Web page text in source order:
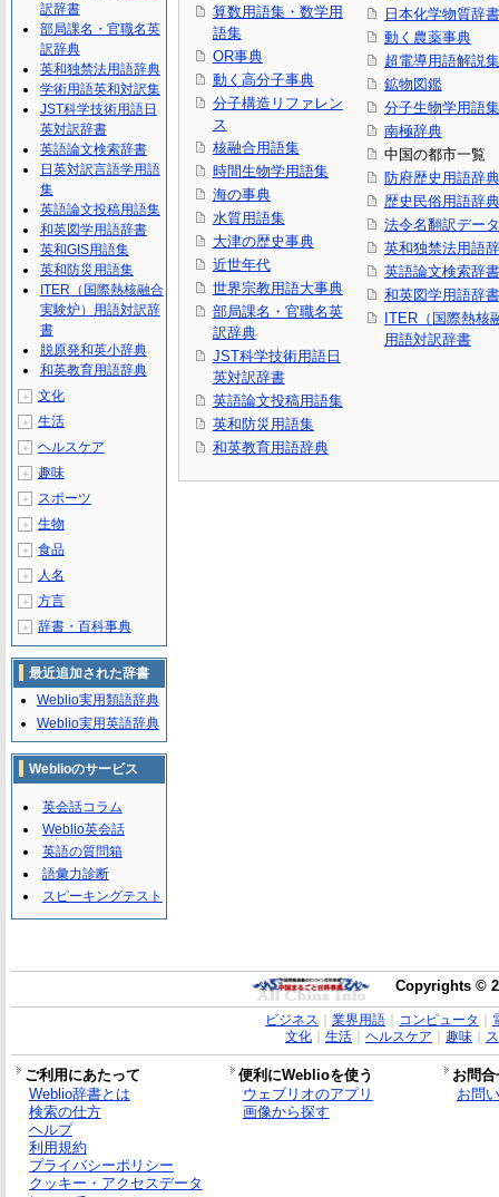
算数用語集・数学用
語集
OR事典
動く高分子事典
分子構造リファレン
ス
核融合用語集
時間生物学用語集
海の事典
水質用語集
大津の歴史事典
近世年代
世界宗教用語大事典
部局課名・官職名英
訳辞典
JST科学技術用語日
英対訳辞書
英語論文投稿用語集
英和防災用語集
和英教育用語辞典
日本化学物質辞
動く農薬事典
超電導用語解説集
鉱物図鑑
分子生物学用語集
南極辞典
中国の都市一覧
防府歴史用語辞典
歴史民俗用語辞典
法令名翻訳データ
英和独禁法用語
英語論文検索辞書
和英図学用語辞書
ITER（国際熱核
用語対訳辞書
訳辞書
部局課名・官職名英
訳辞典
英和独禁法用語辞典
学術用語英和対訳集
JST科学技術用語日
英対訳辞書
英語論文検索辞書
日英対訳言語学用語
集
英語論文投稿用語集
和英図学用語辞書
英和GIS用語集
英和防災用語集
ITER（国際熱核融合
実験炉）用語対訳辞
書
脱原発和英小辞典
和英教育用語辞典
＋ 文化
＋ 生活
＋ ヘルスケア
＋ 趣味
＋ スポーツ
＋ 生物
＋ 食品
＋ 人名
＋ 方言
＋ 辞書・百科事典
最近追加された辞書
Weblio実用類語辞典
Weblio実用英語辞典
Weblioのサービス
英会話コラム
Weblio英会話
英語の質問箱
語彙力診断
スピーキングテスト
Copyrights ©
ビジネス 業界用語｜ コンピュータ
文化｜ 生活｜ ヘルスケア 趣味｜
ご利用にあたって 便利にWeblioを使う
お問
Weblio辞書とは
検索の仕方
ヘルプ
利用規約
プライバシーポリシー
クッキー・アクセスデータ
ウェブリオのアプリ
画像から探す
お問